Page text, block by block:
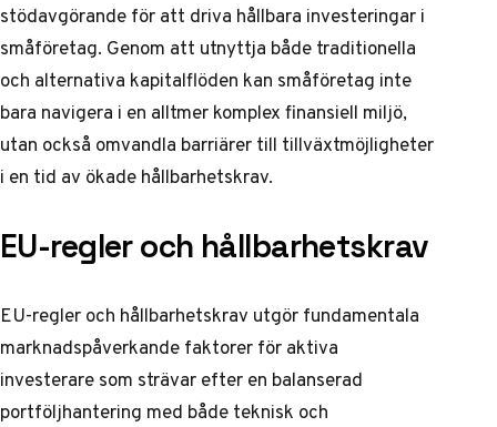
stödavgörande för att driva hållbara investeringar i
småföretag. Genom att utnyttja både traditionella
och alternativa kapitalflöden kan småföretag inte
bara navigera i en alltmer komplex finansiell miljö,
utan också omvandla barriärer till tillväxtmöjligheter
i en tid av ökade hållbarhetskrav.
EU-regler och hållbarhetskrav
EU-regler och hållbarhetskrav utgör fundamentala
marknadspåverkande faktorer för aktiva
investerare som strävar efter en balanserad
portföljhantering med både teknisk och